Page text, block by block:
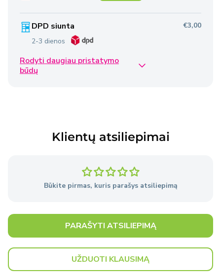
DPD siunta
2-3 dienos
€3,00
Omniva siunta
Pardavėjo sandėlyje nėra reikiamų prekių.
Išsami informacijaapie pristatymo sąlygas.
Rodyti daugiau pristatymo
būdų
Klientų atsiliepimai
Būkite pirmas, kuris parašys atsiliepimą
PARAŠYTI ATSILIEPIMĄ
UŽDUOTI KLAUSIMĄ